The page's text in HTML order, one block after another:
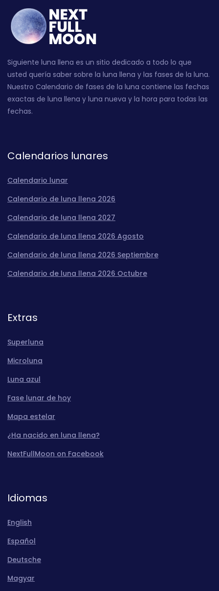
Siguiente luna llena es un sitio dedicado a todo lo que
usted quería saber sobre la luna llena y las fases de la luna.
Nuestro Calendario de fases de la luna contiene las fechas
exactas de luna llena y luna nueva y la hora para todas las
fechas.
Calendarios lunares
Calendario lunar
Calendario de luna llena 2026
Calendario de luna llena 2027
Calendario de luna llena 2026 Agosto
Calendario de luna llena 2026 Septiembre
Calendario de luna llena 2026 Octubre
Extras
Superluna
Microluna
Luna azul
Fase lunar de hoy
Mapa estelar
¿Ha nacido en luna llena?
NextFullMoon on Facebook
Idiomas
English
Español
Deutsche
Magyar